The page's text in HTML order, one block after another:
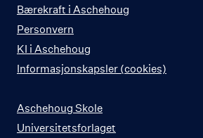
Bærekraft i Aschehoug
Personvern
KI i Aschehoug
Informasjonskapsler (cookies)
Aschehoug Skole
Universitetsforlaget